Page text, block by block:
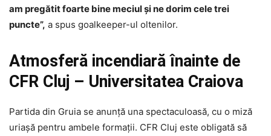
am pregătit foarte bine meciul și ne dorim cele trei
puncte”, a spus goalkeeper-ul oltenilor.
Atmosferă incendiară înainte de
CFR Cluj – Universitatea Craiova
Partida din Gruia se anunță una spectaculoasă, cu o miză
uriașă pentru ambele formații. CFR Cluj este obligată să